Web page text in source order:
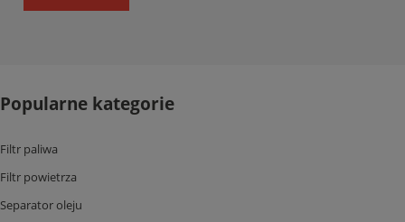
Popularne kategorie
Filtr paliwa
Filtr powietrza
Separator oleju